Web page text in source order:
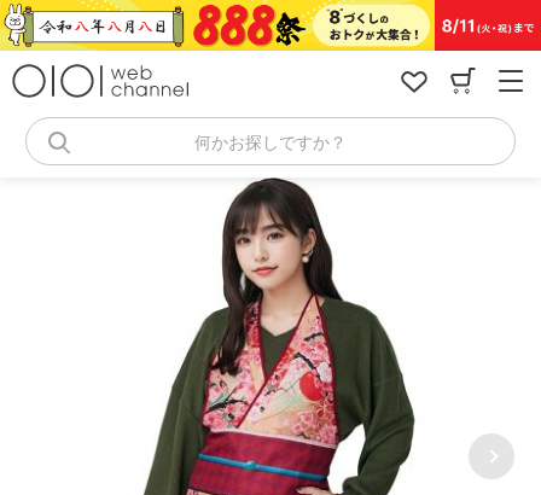
コ
ン
何かお探しですか？